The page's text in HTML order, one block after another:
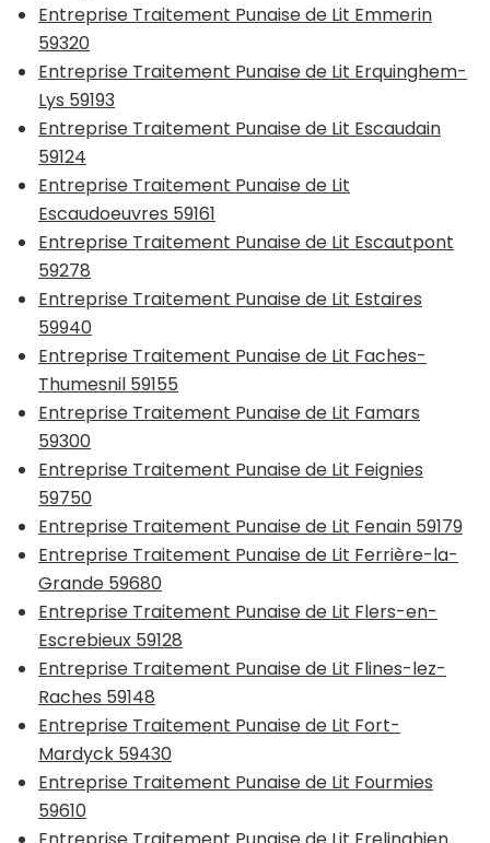
Entreprise Traitement Punaise de Lit Emmerin
59320
Entreprise Traitement Punaise de Lit Erquinghem-
Lys 59193
Entreprise Traitement Punaise de Lit Escaudain
59124
Entreprise Traitement Punaise de Lit
Escaudoeuvres 59161
Entreprise Traitement Punaise de Lit Escautpont
59278
Entreprise Traitement Punaise de Lit Estaires
59940
Entreprise Traitement Punaise de Lit Faches-
Thumesnil 59155
Entreprise Traitement Punaise de Lit Famars
59300
Entreprise Traitement Punaise de Lit Feignies
59750
Entreprise Traitement Punaise de Lit Fenain 59179
Entreprise Traitement Punaise de Lit Ferrière-la-
Grande 59680
Entreprise Traitement Punaise de Lit Flers-en-
Escrebieux 59128
Entreprise Traitement Punaise de Lit Flines-lez-
Raches 59148
Entreprise Traitement Punaise de Lit Fort-
Mardyck 59430
Entreprise Traitement Punaise de Lit Fourmies
59610